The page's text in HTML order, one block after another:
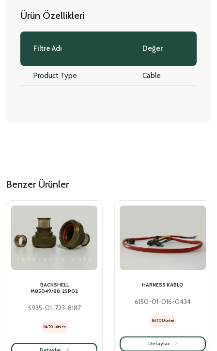
Ürün Özellikleri
Filtre Adı Değer
Product Type Cable
Benzer Ürünler
BACKSHELL
M85049/88-25P02
5935-01-723-8187
NATO Ürünleri
HARNESS KABLO
6150-01-016-0434
NATO Ürünleri
Detaylar